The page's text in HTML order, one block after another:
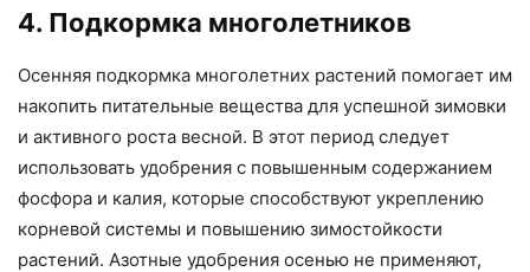
4. Подкормка многолетников
Осенняя подкормка многолетних растений помогает им
накопить питательные вещества для успешной зимовки
и активного роста весной. В этот период следует
использовать удобрения с повышенным содержанием
фосфора и калия, которые способствуют укреплению
корневой системы и повышению зимостойкости
растений. Азотные удобрения осенью не применяют,